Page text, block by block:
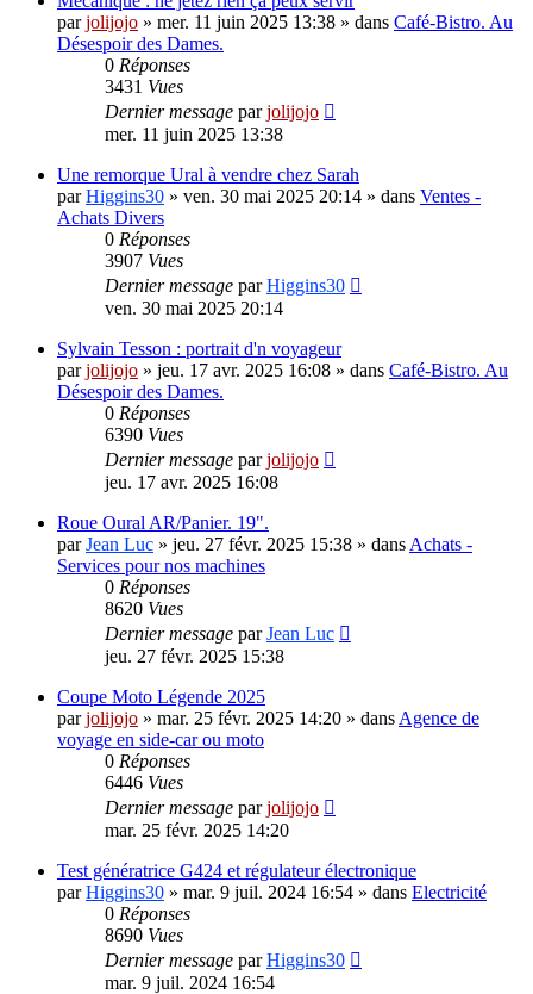
parjolijojo » mer. 11 juin 2025 13:38 » dans Café-Bistro. Au
Désespoir des Dames.
0 Réponses
3431 Vues
Dernier message parjolijojo
mer. 11 juin 2025 13:38
Une remorque Ural à vendre chez Sarah
parHiggins30 » ven. 30 mai 2025 20:14 » dans Ventes -
Achats Divers
0 Réponses
3907 Vues
Dernier message parHiggins30
ven. 30 mai 2025 20:14
Sylvain Tesson : portrait d'n voyageur
parjolijojo » jeu. 17 avr. 2025 16:08 » dans Café-Bistro. Au
Désespoir des Dames.
0 Réponses
6390 Vues
Dernier message parjolijojo
jeu. 17 avr. 2025 16:08
Roue Oural AR/Panier. 19".
parJean Luc » jeu. 27 févr. 2025 15:38 » dans Achats -
Services pour nos machines
0 Réponses
8620 Vues
Dernier message parJean Luc
jeu. 27 févr. 2025 15:38
Coupe Moto Légende 2025
parjolijojo » mar. 25 févr. 2025 14:20 » dans Agence de
voyage en side-car ou moto
0 Réponses
6446 Vues
Dernier message parjolijojo
mar. 25 févr. 2025 14:20
Test génératrice G424 et régulateur électronique
parHiggins30 » mar. 9 juil. 2024 16:54 » dans Electricité
0 Réponses
8690 Vues
Dernier message parHiggins30
mar. 9 juil. 2024 16:54